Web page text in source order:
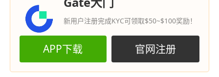
新用户注册完成KYC可领取$50~$100奖励！
APP下载 官网注册